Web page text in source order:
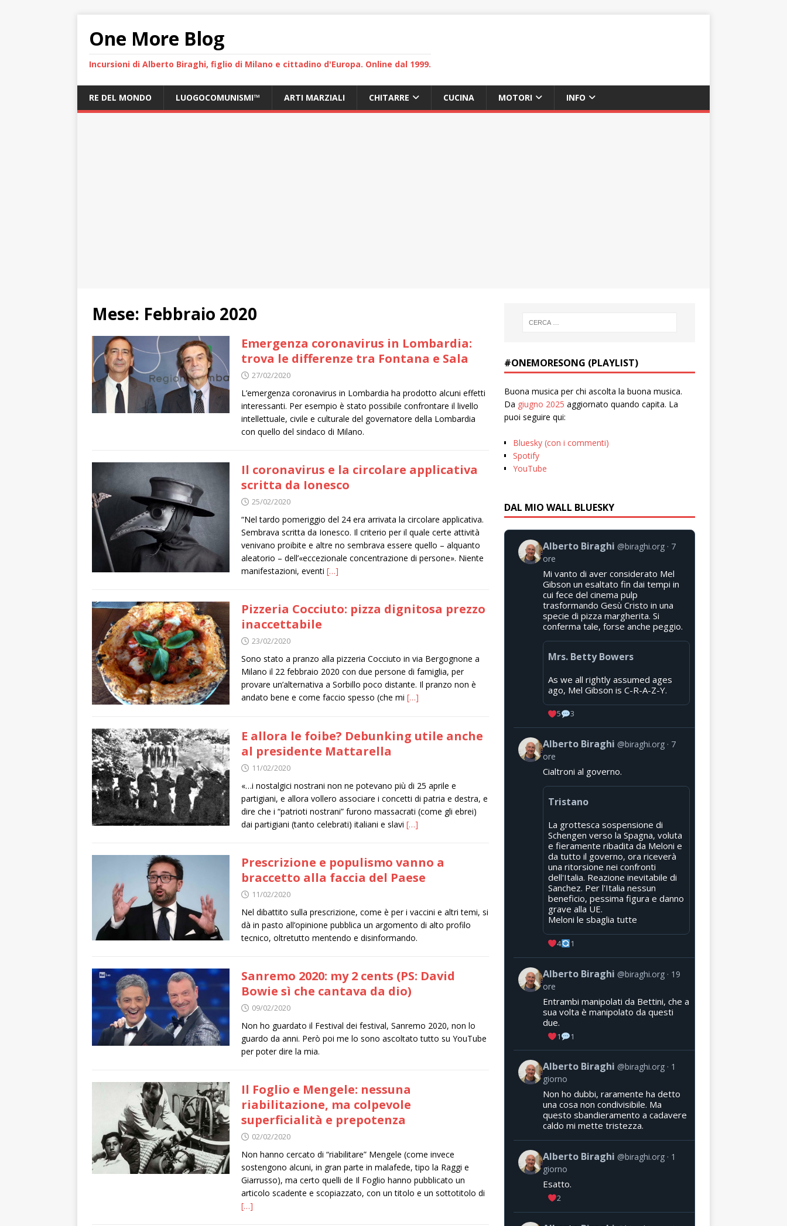
One More Blog
Incursioni di Alberto Biraghi, figlio di Milano e cittadino d'Europa. Online dal 1999.
RE DEL MONDO LUOGOCOMUNISMI™ ARTI MARZIALI CHITARRE CUCINA MOTORI INFO
Mese: Febbraio 2020
Emergenza coronavirus in Lombardia:
trova le differenze tra Fontana e Sala
27/02/2020
L’emergenza coronavirus in Lombardia ha prodotto alcuni effetti
interessanti. Per esempio è stato possibile confrontare il livello
intellettuale, civile e culturale del governatore della Lombardia
con quello del sindaco di Milano.
Il coronavirus e la circolare applicativa
scritta da Ionesco
25/02/2020
“Nel tardo pomeriggio del 24 era arrivata la circolare applicativa.
Sembrava scritta da Ionesco. Il criterio per il quale certe attività
venivano proibite e altre no sembrava essere quello – alquanto
aleatorio – dell’«eccezionale concentrazione di persone». Niente
manifestazioni, eventi […]
Pizzeria Cocciuto: pizza dignitosa prezzo
inaccettabile
23/02/2020
Sono stato a pranzo alla pizzeria Cocciuto in via Bergognone a
Milano il 22 febbraio 2020 con due persone di famiglia, per
provare un’alternativa a Sorbillo poco distante. Il pranzo non è
andato bene e come faccio spesso (che mi […]
E allora le foibe? Debunking utile anche
al presidente Mattarella
11/02/2020
«…i nostalgici nostrani non ne potevano più di 25 aprile e
partigiani, e allora vollero associare i concetti di patria e destra, e
dire che i “patrioti nostrani” furono massacrati (come gli ebrei)
dai partigiani (tanto celebrati) italiani e slavi […]
Prescrizione e populismo vanno a
braccetto alla faccia del Paese
11/02/2020
Nel dibattito sulla prescrizione, come è per i vaccini e altri temi, si
dà in pasto all’opinione pubblica un argomento di alto profilo
tecnico, oltretutto mentendo e disinformando.
Sanremo 2020: my 2 cents (PS: David
Bowie sì che cantava da dio)
09/02/2020
Non ho guardato il Festival dei festival, Sanremo 2020, non lo
guardo da anni. Però poi me lo sono ascoltato tutto su YouTube
per poter dire la mia.
Il Foglio e Mengele: nessuna
riabilitazione, ma colpevole
superficialità e prepotenza
02/02/2020
Non hanno cercato di “riabilitare” Mengele (come invece
sostengono alcuni, in gran parte in malafede, tipo la Raggi e
Giarrusso), ma certo quelli de Il Foglio hanno pubblicato un
articolo scadente e scopiazzato, con un titolo e un sottotitolo di
[…]
#ONEMORESONG (PLAYLIST)
Buona musica per chi ascolta la buona musica.
Da giugno 2025 aggiornato quando capita. La
puoi seguire qui:
Bluesky (con i commenti)
Spotify
YouTube
DAL MIO WALL BLUESKY
Alberto Biraghi @biraghi.org
7
ore
Mi vanto di aver considerato Mel
Gibson un esaltato fin dai tempi in
cui fece del cinema pulp
trasformando Gesù Cristo in una
specie di pizza margherita. Si
conferma tale, forse anche peggio.
Mrs. Betty Bowers
As we all rightly assumed ages
ago, Mel Gibson is C-R-A-Z-Y.
5 3
Alberto Biraghi @biraghi.org
7
ore
Cialtroni al governo.
Tristano
La grottesca sospensione di
Schengen verso la Spagna, voluta
e fieramente ribadita da Meloni e
da tutto il governo, ora riceverà
una ritorsione nei confronti
dell'Italia. Reazione inevitabile di
Sanchez. Per l'Italia nessun
beneficio, pessima figura e danno
grave alla UE.
Meloni le sbaglia tutte
4 1
Alberto Biraghi @biraghi.org
19
ore
Entrambi manipolati da Bettini, che a
sua volta è manipolato da questi
due.
1 1
Alberto Biraghi @biraghi.org
1
giorno
Non ho dubbi, raramente ha detto
una cosa non condivisibile. Ma
questo sbandieramento a cadavere
caldo mi mette tristezza.
Alberto Biraghi @biraghi.org
1
giorno
Esatto.
2